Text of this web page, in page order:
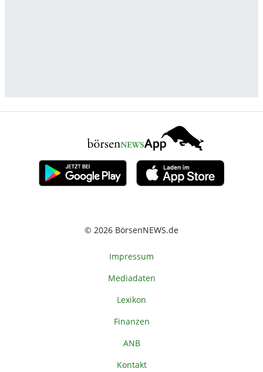
© 2026 BörsenNEWS.de
Impressum
Mediadaten
Lexikon
Finanzen
ANB
Kontakt